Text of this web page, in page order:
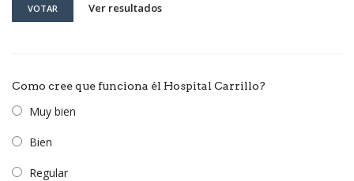
VOTAR Ver resultados
Como cree que funciona él Hospital Carrillo?
Muy bien
Bien
Regular